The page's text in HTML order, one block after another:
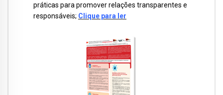
práticas para promover relações transparentes e
responsáveis; Clique para ler